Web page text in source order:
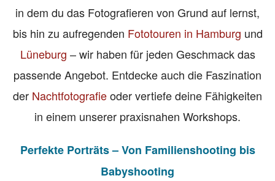
in dem du das Fotografieren von Grund auf lernst,
bis hin zu aufregenden Fototouren in Hamburg und
Lüneburg – wir haben für jeden Geschmack das
passende Angebot. Entdecke auch die Faszination
der Nachtfotografieoder vertiefe deine Fähigkeiten
in einem unserer praxisnahen Workshops.
Perfekte Porträts – Von Familienshooting bis
Babyshooting